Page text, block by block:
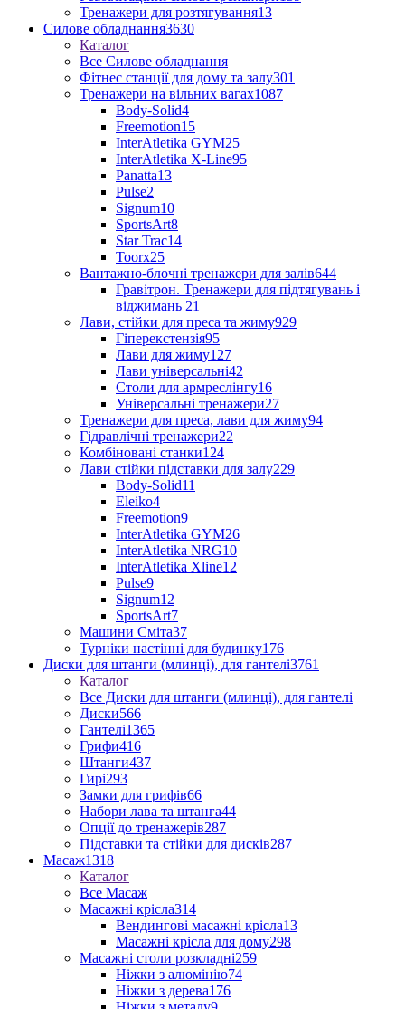
Тренажери для розтягування13
Силове обладнання3630
Каталог
Все Силове обладнання
Фітнес станції для дому та залу301
Тренажери на вільних вагах1087
Body-Solid4
Freemotion15
InterAtletika GYM25
InterAtletika X-Line95
Panatta13
Pulse2
Signum10
SportsArt8
Star Trac14
Toorx25
Вантажно-блочні тренажери для залів644
Гравітрон. Тренажери для підтягувань і
віджимань 21
Лави, стійки для преса та жиму929
Гіперекстензія95
Лави для жиму127
Лави універсальні42
Столи для армреслінгу16
Універсальні тренажери27
Тренажери для преса, лави для жиму94
Гідравлічні тренажери22
Комбіновані станки124
Лави стійки підставки для залу229
Body-Solid11
Eleiko4
Freemotion9
InterAtletika GYM26
InterAtletika NRG10
InterAtletika Xline12
Pulse9
Signum12
SportsArt7
Машини Сміта37
Турніки настінні для будинку176
Диски для штанги (млинці), для гантелі3761
Каталог
Все Диски для штанги (млинці), для гантелі
Диски566
Гантелі1365
Грифи416
Штанги437
Гирі293
Замки для грифів66
Набори лава та штанга44
Опції до тренажерів287
Підставки та стійки для дисків287
Масаж1318
Каталог
Все Масаж
Масажні крісла314
Вендингові масажні крісла13
Масажні крісла для дому298
Масажні столи розкладні259
Ніжки з алюмінію74
Ніжки з дерева176